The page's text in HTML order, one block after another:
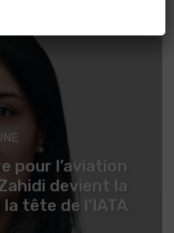
pour l’aviation
devient la
tête de l’IATA